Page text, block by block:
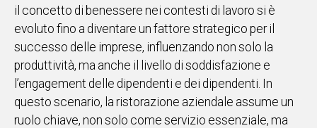
ALTRE
NOTIZIE
POLITICA
IN
ITALIA
NEL
MONDO
il concetto di benessere nei contesti di lavoro si è
evoluto fino a diventare un fattore strategico per il
successo delle imprese, influenzando non solo la
produttività, ma anche il livello di soddisfazione e
l’engagement delle dipendenti e dei dipendenti. In
questo scenario, la ristorazione aziendale assume un
ruolo chiave, non solo come servizio essenziale, ma